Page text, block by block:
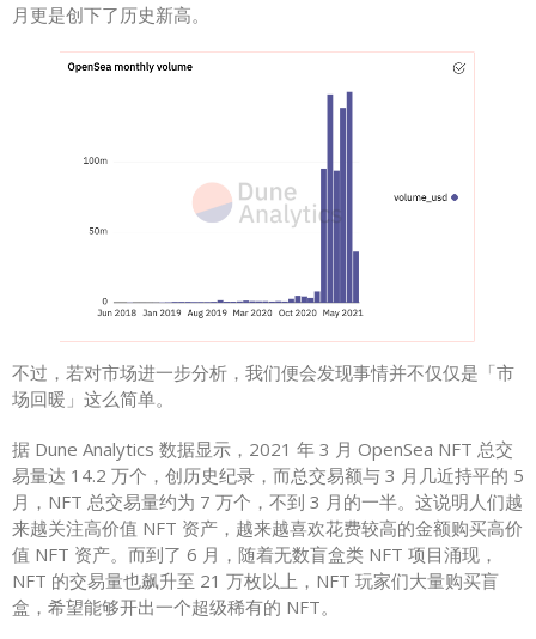
月更是创下了历史新高。
不过，若对市场进一步分析，我们便会发现事情并不仅仅是「市
场回暖」这么简单。
据 Dune Analytics 数据显示，2021 年 3 月 OpenSea NFT 总交
易量达 14.2 万个，创历史纪录，而总交易额与 3 月几近持平的 5
月，NFT 总交易量约为 7 万个，不到 3 月的一半。这说明人们越
来越关注高价值 NFT 资产，越来越喜欢花费较高的金额购买高价
值 NFT 资产。而到了 6 月，随着无数盲盒类 NFT 项目涌现，
NFT 的交易量也飙升至 21 万枚以上，NFT 玩家们大量购买盲
盒，希望能够开出一个超级稀有的 NFT。